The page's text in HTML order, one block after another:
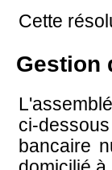
Cette
Gestion
ci-
bancaire